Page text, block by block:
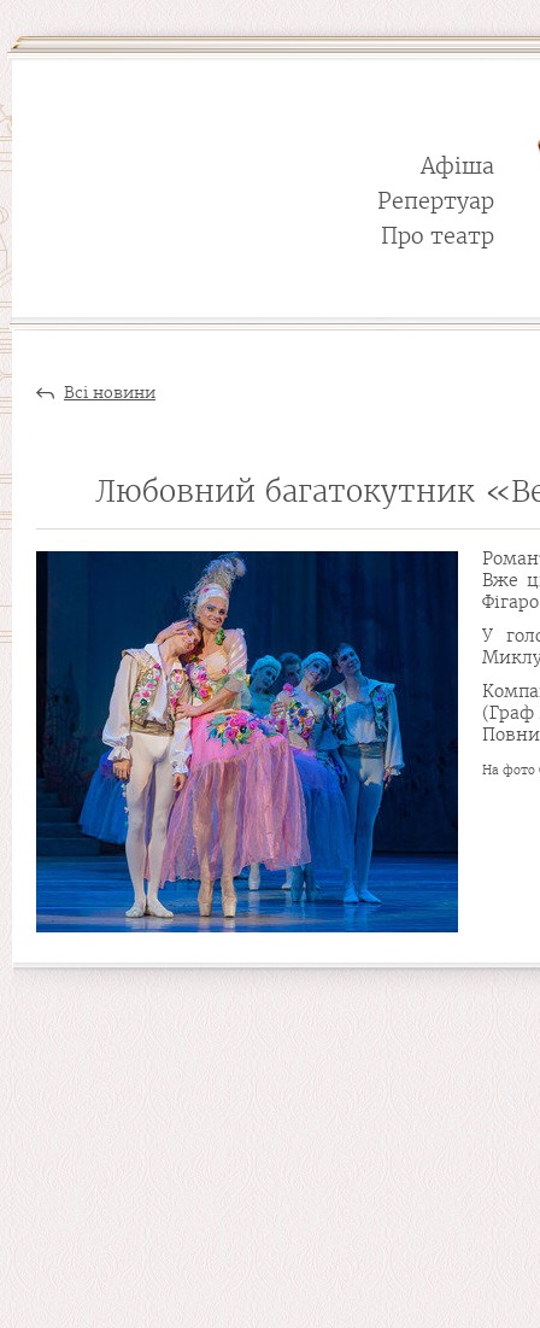
Афіша
Репертуар
Про театр
Всі новини
Любовний багатокутник
Вже
У
(Граф
На фото